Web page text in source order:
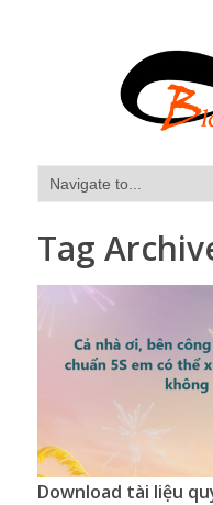
Tag
Download tài liệu